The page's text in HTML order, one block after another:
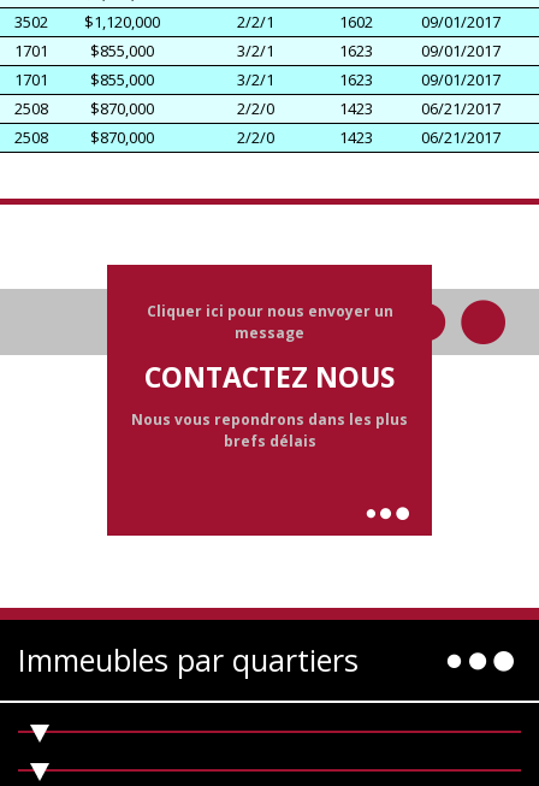
3502
$1,120,000 2/2/1 1602
09/01/2017
1701
$855,000 3/2/1 1623
09/01/2017
1701
$855,000 3/2/1 1623
09/01/2017
2508
$870,000 2/2/0 1423
06/21/2017
2508
$870,000 2/2/0 1423 06/21/2017
Cliquer ici pour nous envoyer un
message
CONTACTEZ NOUS
Nous vous repondrons dans les plus
brefs délais
Immeubles par quartiers